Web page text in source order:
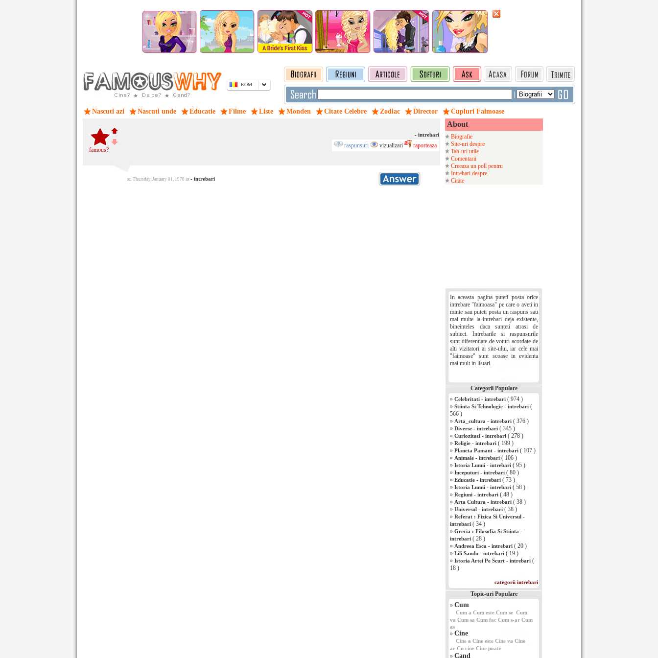
ROM
|
Nascuti azi Nascuti unde Educatie Filme Liste Monden Citate Celebre Zodiac Director Cupluri Faimoase
famous?
- intrebari
raspunsuri vizualizari raporteaza
on Thursday, January 01, 1970 in - intrebari
About
Biografie
Site-uri despre
Tab-uri utile
Comentarii
Creeaza un poll pentru
Intrebari despre
Citate
In aceasta pagina puteti posta orice
intrebare "faimoasa" pe care o aveti in
minte sau puteti posta un raspuns sau
mai multe la intrebari deja existente,
bineinteles daca sunteti atrasi de
subiect. Intrebarile si raspunsurile
sunt diferentiate de voturi acordate de
alti vizitatori ai site-ului, iar cele mai
"faimoase" sunt scoase in evidenta
mai mult in listari.
Categorii Populare
» Celebritati - intrebari ( 974 )
» Stiinta Si Tehnologie - intrebari (
566 )
» Arta_cultura - intrebari ( 376 )
» Diverse - intrebari ( 345 )
» Curiozitati - intrebari ( 278 )
» Religie - intrebari ( 199 )
» Planeta Pamant - intrebari ( 107 )
» Animale - intrebari ( 106 )
» Istoria Lumii - intrebari ( 95 )
» Inceputuri - intrebari ( 80 )
» Educatie - intrebari ( 73 )
» Istoria Lumii - intrebari ( 58 )
» Regiuni - intrebari ( 48 )
» Arta Cultura - intrebari ( 38 )
» Universul - intrebari ( 38 )
» Referat : Fizica Si Universul -
intrebari ( 34 )
» Grecia : Filosofia Si Stiinta -
intrebari ( 28 )
» Andreea Esca - intrebari ( 20 )
» Lili Sandu - intrebari ( 19 )
» Istoria Artei Pe Scurt - intrebari (
18 )
categorii intrebari
Topic-uri Populare
» Cum
Cum a Cum este Cum se Cum
va Cum sa Cum fac Cum s-ar Cum
as
» Cine
Cine a Cine este Cine va Cine
ar Cu cine Cine poate
» Cand